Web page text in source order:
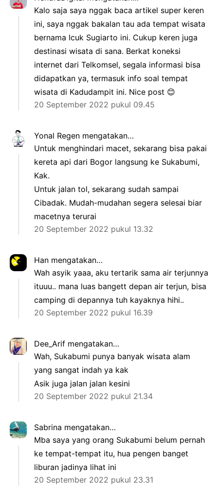
Kalo saja saya nggak baca artikel super keren
ini, saya nggak bakalan tau ada tempat wisata
bernama Icuk Sugiarto ini. Cukup keren juga
destinasi wisata di sana. Berkat koneksi
internet dari Telkomsel, segala informasi bisa
didapatkan ya, termasuk info soal tempat
wisata di Kadudampit ini. Nice post 😊
20 September 2022 pukul 09.45
Yonal Regen mengatakan…
Untuk menghindari macet, sekarang bisa pakai
kereta api dari Bogor langsung ke Sukabumi,
Kak.
Untuk jalan tol, sekarang sudah sampai
Cibadak. Mudah-mudahan segera selesai biar
macetnya terurai
20 September 2022 pukul 13.32
Han mengatakan…
Wah asyik yaaa, aku tertarik sama air terjunnya
ituuu.. mana luas bangett depan air terjun, bisa
camping di depannya tuh kayaknya hihi..
20 September 2022 pukul 16.39
Dee_Arif mengatakan…
Wah, Sukabumi punya banyak wisata alam
yang sangat indah ya kak
Asik juga jalan jalan kesini
20 September 2022 pukul 21.34
Sabrina mengatakan…
Mba saya yang orang Sukabumi belum pernah
ke tempat-tempat itu, hua pengen banget
liburan jadinya lihat ini
20 September 2022 pukul 23.31